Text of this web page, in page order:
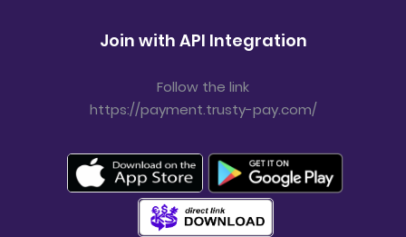
Join with API Integration
Follow the link
https://payment.trusty-pay.com/